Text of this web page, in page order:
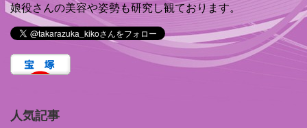
娘役さんの美容や姿勢も研究し観ております。
人気記事